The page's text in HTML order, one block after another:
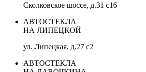
Сколковское шоссе, д.31 с16
АВТОСТЕКЛА
НА ЛИПЕЦКОЙ
ул. Липецкая, д.27 с2
АВТОСТЕКЛА